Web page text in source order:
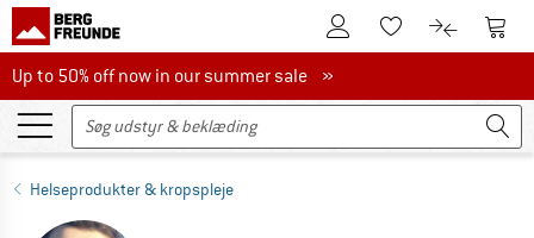
Til kundekontoenTil huskesedlen.
Til Til
Up to 50% off now in our summer sale
Up to 50% off now in our summer sale »
Helseprodukter & kropspleje